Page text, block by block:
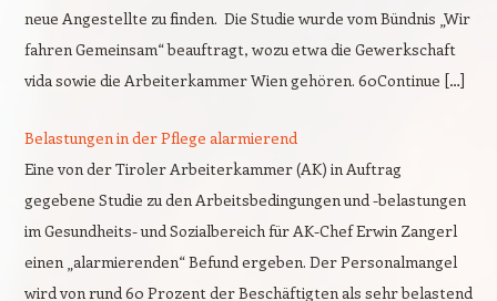
neue Angestellte zu finden. Die Studie wurde vom Bündnis „Wir
fahren Gemeinsam“ beauftragt, wozu etwa die Gewerkschaft
vida sowie die Arbeiterkammer Wien gehören. 60Continue […]
Belastungen in der Pflege alarmierend
Eine von der Tiroler Arbeiterkammer (AK) in Auftrag
gegebene Studie zu den Arbeitsbedingungen und -belastungen
im Gesundheits- und Sozialbereich für AK-Chef Erwin Zangerl
einen „alarmierenden“ Befund ergeben. Der Personalmangel
wird von rund 60 Prozent der Beschäftigten als sehr belastend